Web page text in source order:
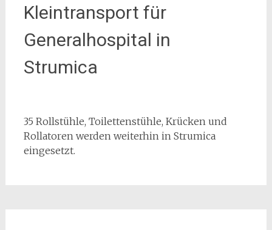
Kleintransport für
Generalhospital in
Strumica
35 Rollstühle, Toilettenstühle, Krücken und
Rollatoren werden weiterhin in Strumica
eingesetzt.